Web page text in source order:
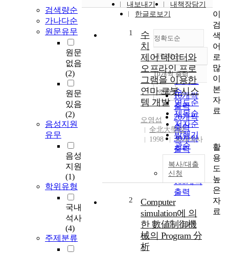
검색량순
가나다순
원문유무
원문
없음
(2)
원문
있음
(2)
음성지원
유무
음성
지원
(1)
학위유형
국내
석사
(4)
주제분류
내보내기
내책장담기
한글로보기
정확도순
정확도
순
인기도
순
연도순
제목순
저자순
발행기
관순
내림차순
내림차순
10개씩 출력
10개씩
출력
20개씩
출력
30개씩
출력
50개씩
출력
100개씩
출력
조회
1
수
치
제어 데이터와
오프라인 프로
그램을 이용한
연마 로봇 시스
템 개발
오영섭
全北大學校
1998
국내석사
복사/대출
신청
2
Computer
simulation에 의
한 數値制御機
械의 Program 分
析
이
검
색
어
로
많
이
본
자
료
활
용
도
높
은
자
료